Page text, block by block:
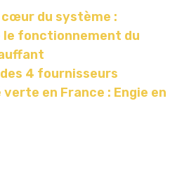
du système :
le fonctionnement du
4 fournisseurs
en France : Engie en